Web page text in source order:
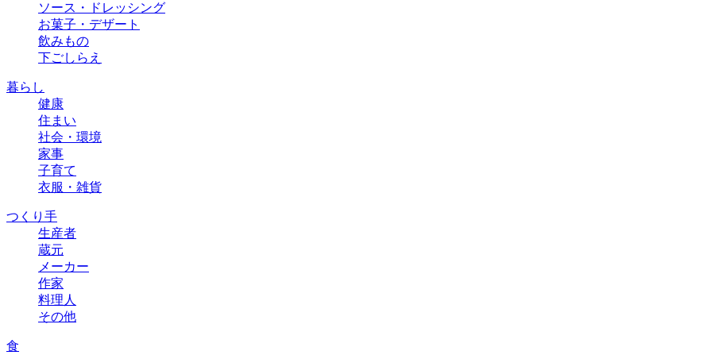
ソース・ドレッシング
お菓子・デザート
飲みもの
下ごしらえ
暮らし
健康
住まい
社会・環境
家事
子育て
衣服・雑貨
つくり手
生産者
蔵元
メーカー
作家
料理人
その他
食